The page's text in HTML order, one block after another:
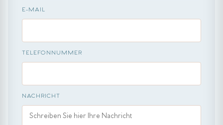
E-MAIL
TELEFONNUMMER
NACHRICHT